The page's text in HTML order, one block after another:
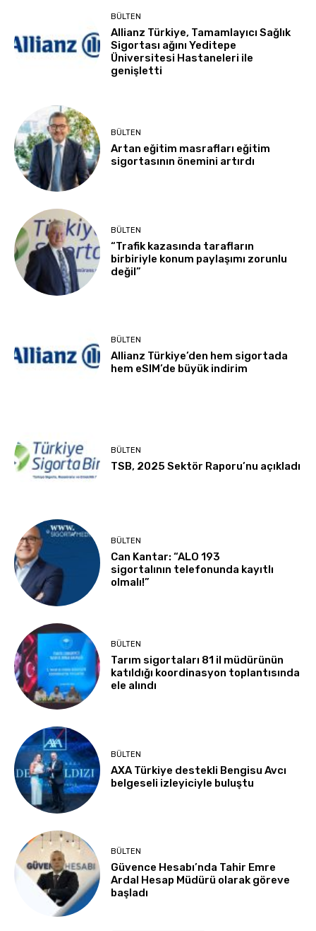
BÜLTEN
Allianz Türkiye, Tamamlayıcı Sağlık
Sigortası ağını Yeditepe
Üniversitesi Hastaneleri ile
genişletti
BÜLTEN
Artan eğitim masrafları eğitim
sigortasının önemini artırdı
BÜLTEN
“Trafik kazasında tarafların
birbiriyle konum paylaşımı zorunlu
değil”
BÜLTEN
Allianz Türkiye’den hem sigortada
hem eSIM’de büyük indirim
BÜLTEN
TSB, 2025 Sektör Raporu’nu açıkladı
BÜLTEN
Can Kantar: “ALO 193
sigortalının telefonunda kayıtlı
olmalı!”
BÜLTEN
Tarım sigortaları 81 il müdürünün
katıldığı koordinasyon toplantısında
ele alındı
BÜLTEN
AXA Türkiye destekli Bengisu Avcı
belgeseli izleyiciyle buluştu
BÜLTEN
Güvence Hesabı’nda Tahir Emre
Ardal Hesap Müdürü olarak göreve
başladı